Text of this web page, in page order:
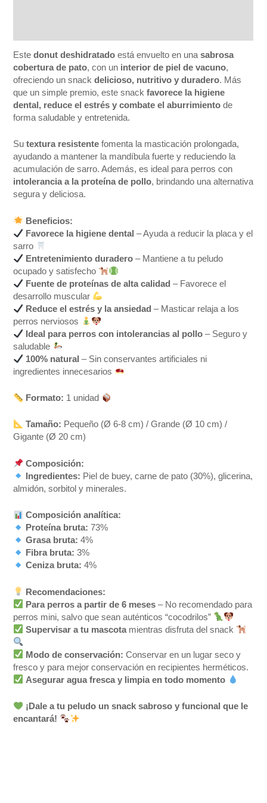
Estedonut deshidratado está envuelto en unasabrosa
cobertura de pato, con un interior de piel de vacuno,
ofreciendo un snackdelicioso, nutritivo y duradero. Más
que un simple premio, este snackfavorece la higiene
dental, reduce el estrés y combate el aburrimiento de
forma saludable y entretenida.
Sutextura resistente fomenta la masticación prolongada,
ayudando a mantener la mandíbula fuerte y reduciendo la
acumulación de sarro. Además, es ideal para perros con
intolerancia a la proteína de pollo, brindando una alternativa
segura y deliciosa.
Beneficios:
Favorece la higiene dental – Ayuda a reducir la placa y el
sarro
Entretenimiento duradero – Mantiene a tu peludo
ocupado y satisfecho
Fuente de proteínas de alta calidad – Favorece el
desarrollo muscular
Reduce el estrés y la ansiedad – Masticar relaja a los
perros nerviosos
Ideal para perros con intolerancias al pollo – Seguro y
saludable
100% natural – Sin conservantes artificiales ni
ingredientes innecesarios
Formato: 1 unidad
Tamaño: Pequeño (Ø 6-8 cm) / Grande (Ø 10 cm) /
Gigante (Ø 20 cm)
Composición:
Ingredientes: Piel de buey, carne de pato (30%), glicerina,
almidón, sorbitol y minerales.
Composición analítica:
Proteína bruta: 73%
Grasa bruta: 4%
Fibra bruta: 3%
Ceniza bruta: 4%
Recomendaciones:
Para perros a partir de 6 meses – No recomendado para
perros mini, salvo que sean auténticos “cocodrilos”
Supervisar a tu mascota mientras disfruta del snack
Modo de conservación: Conservar en un lugar seco y
fresco y para mejor conservación en recipientes herméticos.
Asegurar agua fresca y limpia en todo momento
¡Dale a tu peludo un snack sabroso y funcional que le
encantará!